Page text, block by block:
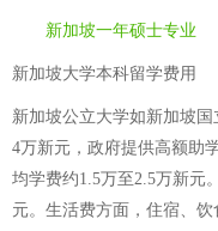
新加坡一年硕士专业
新加坡大学本科留学费用
新加坡公立大学如新加坡
4万新元，政府提供高额助
均学费约1.5万至2.5万新元
元。生活费方面，住宿、